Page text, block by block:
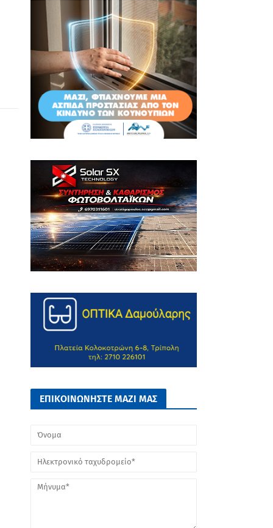
ΕΠΙΚΟΙΝΩΝΗΣΤΕ ΜΑΖΙ ΜΑΣ